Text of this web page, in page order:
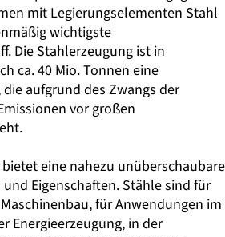
mit Legierungselementen Stahl
wichtigste
Die Stahlerzeugung ist in
ca. 40 Mio. Tonnen eine
aufgrund des Zwangs der
vor großen
eine nahezu unüberschaubare
Eigenschaften. Stähle sind für
für Anwendungen im
Energieerzeugung, in der